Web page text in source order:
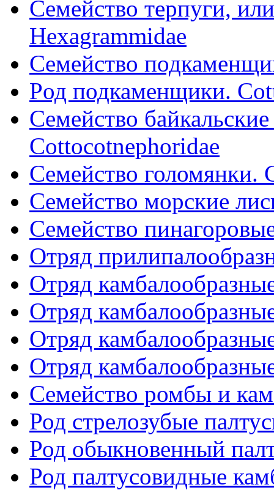
Семейство терпуги,
Hexagrammidae
Семейство
Pод подкаменщики.
Семейство
Cottocotnephoridae
Семейство голомянки.
Семейство морские
Семейство
Отряд
Отряд
Отряд
Отряд
Отряд
Семейство ромбы и
Род стрелозубые
Род обыкновенный
Род палтусовидные